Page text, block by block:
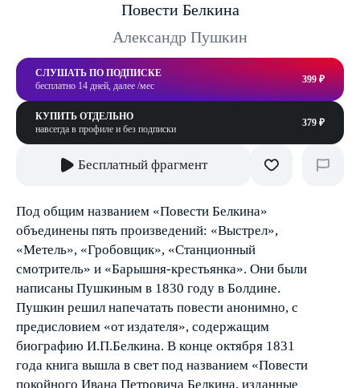
Повести Белкина
Александр Пушкин
СЛУШАТЬ ПО ПОДПИСКЕ
бесплатно 14 дней, далее /мес
399 ₽
КУПИТЬ ОТДЕЛЬНО
навсегда в профиле и без подписки
379 ₽
Бесплатный фрагмент
Под общим названием «Повести Белкина»
объединены пять произведений: «Выстрел»,
«Метель», «Гробовщик», «Станционный
смотритель» и «Барышня-крестьянка». Они были
написаны Пушкиным в 1830 году в Болдине.
Пушкин решил напечатать повести анонимно, с
предисловием «от издателя», содержащим
биографию И.П.Белкина. В конце октября 1831
года книга вышла в свет под названием «Повести
покойного Ивана Петровича Белкина, изданные